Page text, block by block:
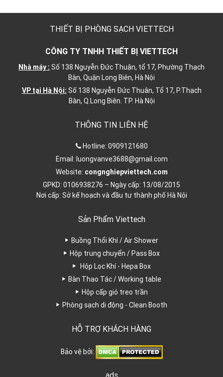
THIẾT BỊ PHÒNG SẠCH VIETTECH
CÔNG TY TNHH THIẾT BỊ VIETTECH
Nhà máy : Số 138 Nguyễn Đức Thuận, tổ 17, Phường Thạch
Bàn, Quận Long Biên, Hà Nội
VP tại Hà Nội: Số 138 Nguyễn Đức Thuân, Tổ 17, P.Thạch
Bàn, Q.Long Biên. TP. Hà Nội
THÔNG TIN LIÊN HỆ
Hotline: 0909121680
Email: luongvanve3688@gmail.com
Website: congnghiepviettech.com
GPKD: 0106938276 – Ngày cấp: 13/08/2015
Nơi cấp: Sở kế hoạch và đầu tư thành phố Hà Nội
Sản Phẩm Viettech
Buồng Thổi Khí / Air Shower
Hộp trung chuyển / Pass Box
Hộp Lọc Khí - Hepa Box
Bàn Thao Tác / Working table
Hộp cấp gió treo trần
Phòng sạch di động - Clean Booth
HỖ TRỢ KHÁCH HÀNG
Bảo vệ bởi: